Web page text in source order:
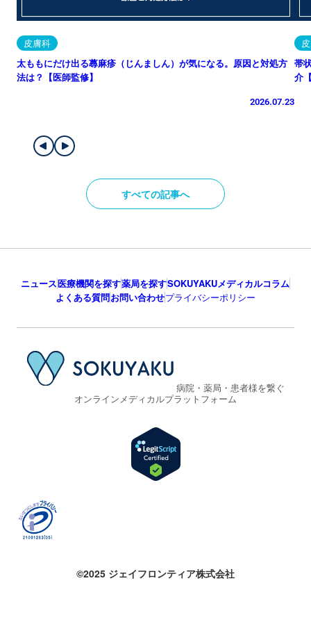
皮膚科
太ももにだけ出る蕁麻疹（じんましん）が気になる。原因と対処方
法は？【医師監修】
2026.07.23
帯
介
すべての記事へ
ニュース医療機関を探す薬局を探すSOKUYAKUメディカルコラム
よくある質問お問い合わせプライバシーポリシー
病院・薬局・患者様を繋ぐ
オンラインメディカルプラットフォーム
©2025 ジェイフロンティア株式会社